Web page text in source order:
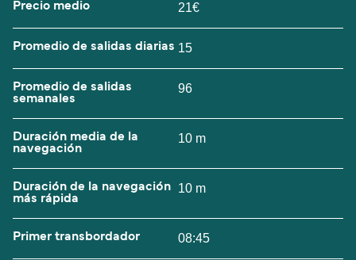
Precio medio 21€
Promedio de salidas diarias 15
Promedio de salidas
semanales
96
Duración media de la
navegación
10 m
Duración de la navegación
más rápida
10 m
Primer transbordador 08:45